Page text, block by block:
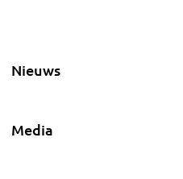
Nieuws
Media